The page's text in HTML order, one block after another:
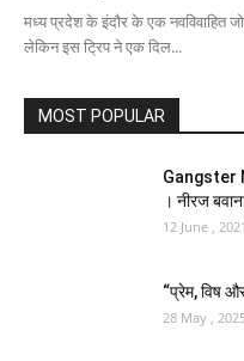
मध्य प्रदेश के इंदौर के एक नवविवाहित
लेकिन इस ट्रिप ने एक दिल...
MOST POPULAR
Gangster
। नीरज
12 June , 2021
“प्रेम, विष
28 May ,